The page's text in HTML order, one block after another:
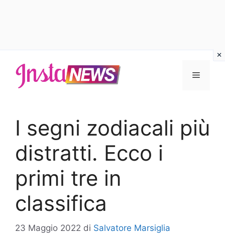
contenuto
Menu
I segni zodiacali più
distratti. Ecco i
primi tre in
classifica
23 Maggio 2022 di Salvatore Marsiglia